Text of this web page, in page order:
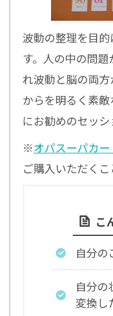
波動の整理を目
す。人の中の問
れ波動と脳の両
からを明るく素
にお勧めのセッシ
※オパスーパカー
ご購入いただくこ
こ
自分の
自分の
変換し